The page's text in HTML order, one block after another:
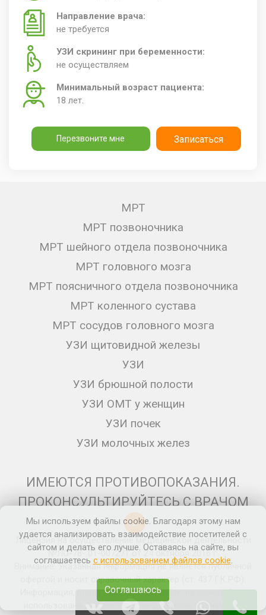
Направление врача:
не требуется
УЗИ скрининг при беременности:
не осуществляем
Минимальный возраст пациента:
18 лет.
Перезвоните мне Записаться
МРТ
МРТ позвоночника
МРТ шейного отдела позвоночника
МРТ головного мозга
МРТ поясничного отдела позвоночника
МРТ коленного сустава
МРТ сосудов головного мозга
УЗИ щитовидной железы
УЗИ
УЗИ брюшной полости
УЗИ ОМТ у женщин
УЗИ почек
УЗИ молочных желез
ИМЕЮТСЯ ПРОТИВОПОКАЗАНИЯ.
ПРОКОНСУЛЬТИРУЙТЕСЬ С ВРАЧОМ
12+
Лицензия на осуществление медицинской деятельности
№ЛО-78- 01-007271 от 24 октября 2016 г.
Внимание: Указанная информация не является публичной
офертой и носит справочный характер (ст. 437 ГК РФ).
Информация, представленная на сайте, не может быть
Мы используем файлы cookie. Благодаря этому нам
удается анализировать взаимодействие посетителей с
сайтом и делать его лучше. Оставаясь на сайте, вы
соглашаетесь с использованием файлов cookie.
Соглашаюсь